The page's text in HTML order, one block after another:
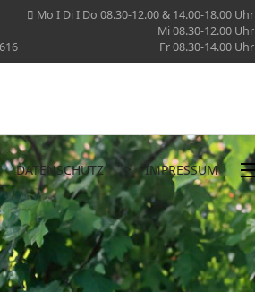
Mo I Di I Do 08.30-12.00 & 14.00-18.00 Uhr
Mi 08.30-12.00 Uhr
Fr 08.30-14.00 Uhr
DATENSCHUTZ "> IMPRESSUM